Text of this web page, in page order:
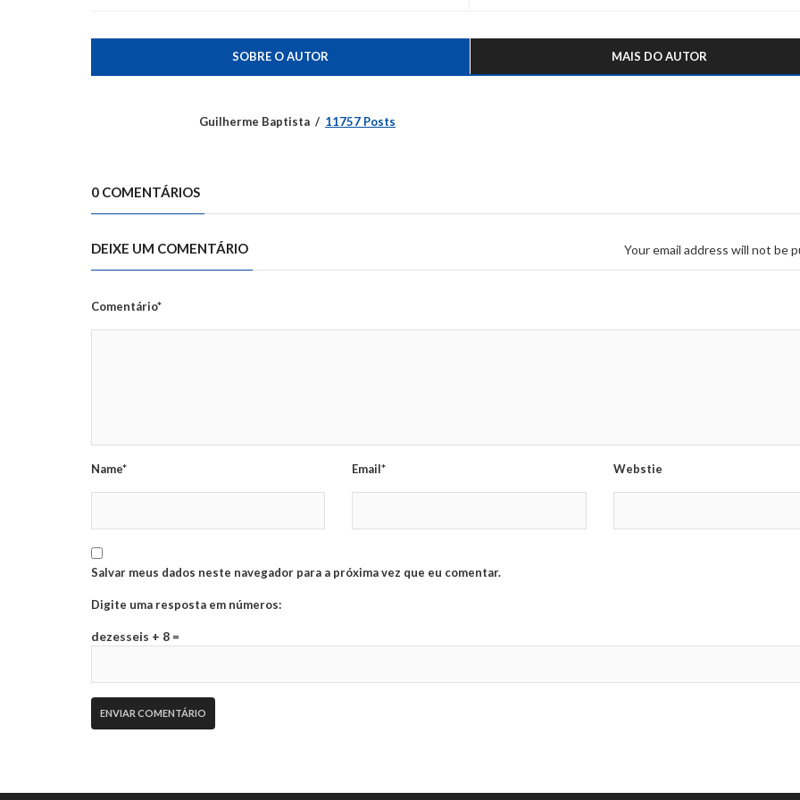
SOBRE O AUTOR MAIS DO AUTOR
Guilherme Baptista 11757 Posts
0 COMENTÁRIOS
DEIXE UM COMENTÁRIO Your email address will not be
Comentário*
Name* Email* Webstie
Salvar meus dados neste navegador para a próxima vez que eu comentar.
Digite uma resposta em números:
dezesseis + 8 =